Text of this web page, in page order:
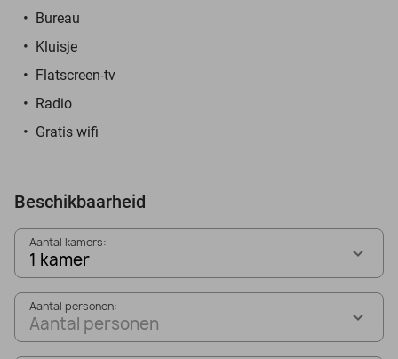
Bureau
Kluisje
Flatscreen-tv
Radio
Gratis wifi
Beschikbaarheid
Aantal kamers:
1 kamer
Aantal personen:
Aantal personen